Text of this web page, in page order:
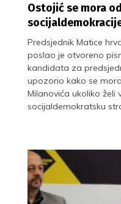
Ostojić se mora
Predsjednik Matice
poslao je otvoreno
kandidata za
upozorio kako se
Milanovića ukoliko želi
socijaldemokratsku